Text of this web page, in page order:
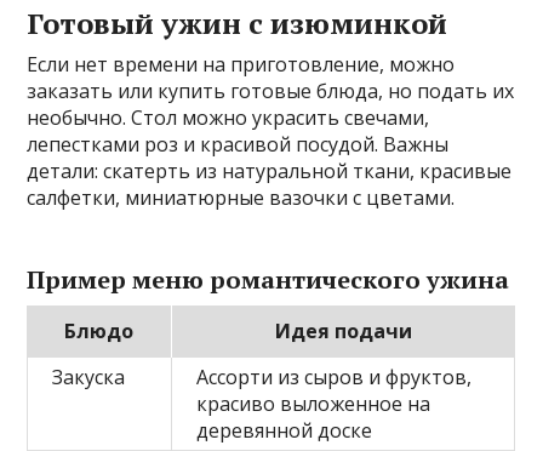
Готовый ужин с изюминкой
Если нет времени на приготовление, можно
заказать или купить готовые блюда, но подать их
необычно. Стол можно украсить свечами,
лепестками роз и красивой посудой. Важны
детали: скатерть из натуральной ткани, красивые
салфетки, миниатюрные вазочки с цветами.
Пример меню романтического ужина
Блюдо
Идея подачи
Закуска
Ассорти из сыров и фруктов,
красиво выложенное на
деревянной доске